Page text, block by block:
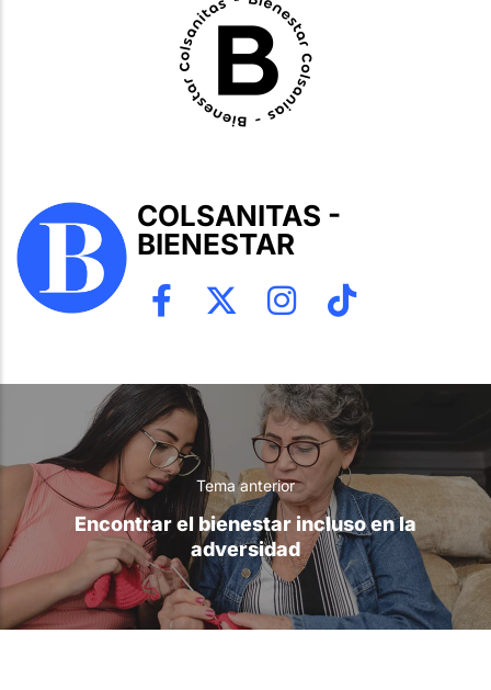
COLSANITAS -
BIENESTAR
Tema anterior
Encontrar el bienestar incluso en la
adversidad